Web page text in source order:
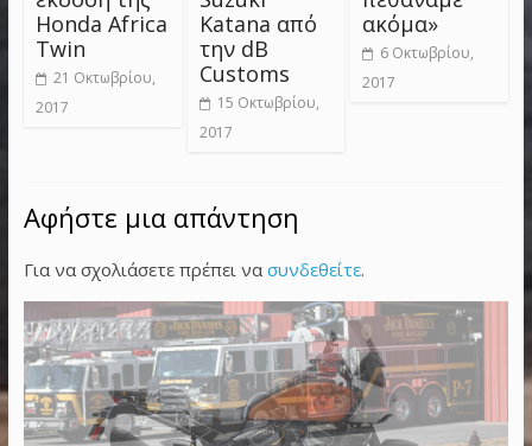
Honda Africa
Twin
21 Οκτωβρίου,
2017
Katana από
την dB
Customs
15 Οκτωβρίου,
2017
ακόμα»
6 Οκτωβρίου,
2017
Αφήστε μια απάντηση
Για να σχολιάσετε πρέπει να συνδεθείτε.